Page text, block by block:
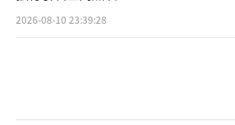
2026-08-10 23:39:28